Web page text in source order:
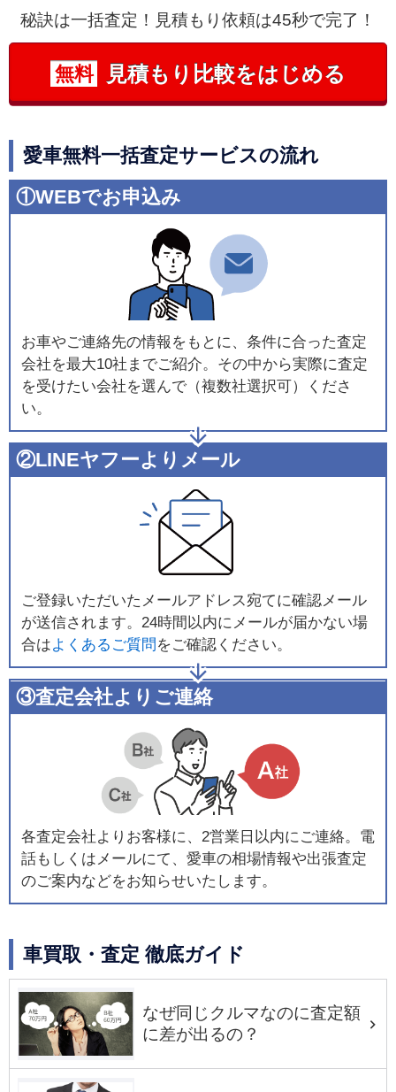
秘訣は一括査定！見積もり依頼は45秒で完了！
無料 見積もり比較をはじめる
愛車無料一括査定サービスの流れ
①WEBでお申込み
お車やご連絡先の情報をもとに、条件に合った査定
会社を最大10社までご紹介。その中から実際に査定
を受けたい会社を選んで（複数社選択可）くださ
い。
②LINEヤフーよりメール
ご登録いただいたメールアドレス宛てに確認メール
が送信されます。24時間以内にメールが届かない場
合はよくあるご質問 をご確認ください。
③査定会社よりご連絡
各査定会社よりお客様に、2営業日以内にご連絡。電
話もしくはメールにて、愛車の相場情報や出張査定
のご案内などをお知らせいたします。
車買取・査定 徹底ガイド
なぜ同じクルマなのに査定額
に差が出るの？